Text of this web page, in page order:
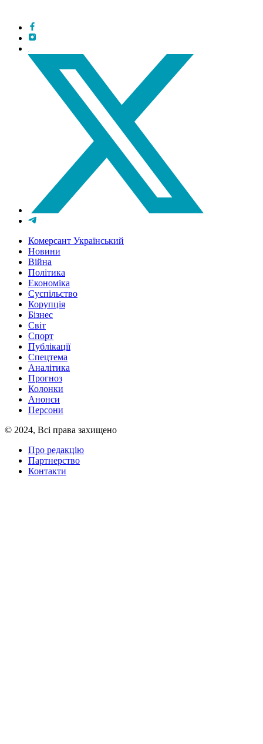
Комерсант Український
Новини
Війна
Політика
Економіка
Суспільство
Корупція
Бізнес
Світ
Спорт
Публікації
Спецтема
Аналітика
Прогноз
Колонки
Анонси
Персони
© 2024, Всі права захищено
Про редакцію
Партнерство
Контакти